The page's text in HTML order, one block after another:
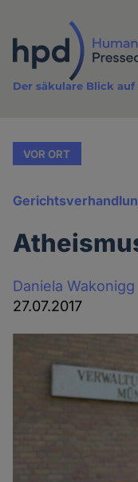
Inhalt
Der säkulare Blick auf
VOR ORT
Daniela Wakonigg
27.07.2017